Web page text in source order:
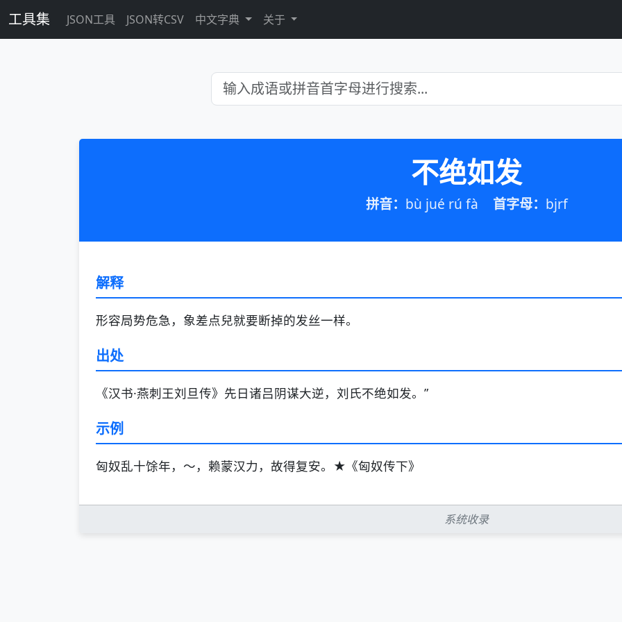
工具集 JSON工具 JSON转CSV 中文字典 关于
不绝如发
拼音： bù jué rú fà 首字母： bjrf
解释
形容局势危急，象差点兒就要断掉的发丝一样。
出处
《汉书·燕刺王刘旦传》先日诸吕阴谋大逆，刘氏不绝如发。”
示例
匈奴乱十馀年，～，赖蒙汉力，故得复安。★《匈奴传下》
系统收录